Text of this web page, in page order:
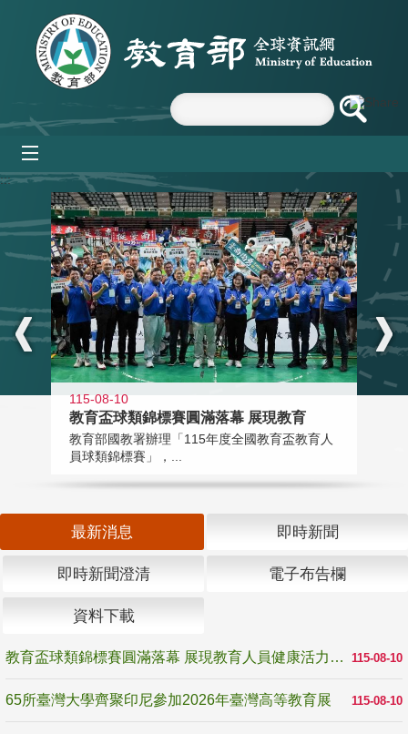
跳到主要內容區塊
:::
115-08-10
教育盃球類錦標賽圓滿落幕 展現教育
教育部國教署辦理「115年度全國教育盃教育人
員球類錦標賽」，...
最新消息 即時新聞
即時新聞澄清 電子布告欄
資料下載
115-08-10
教育盃球類錦標賽圓滿落幕 展現教育人員健康活力與團隊精神
115-08-10
65所臺灣大學齊聚印尼參加2026年臺灣高等教育展